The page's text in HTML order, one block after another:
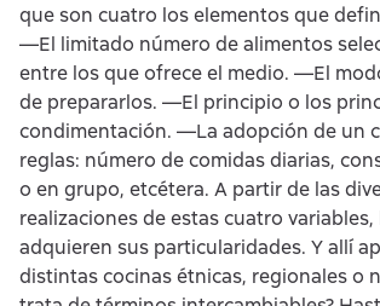
que son cuatro los elementos que
—El limitado número de alimentos
entre los que ofrece el medio. —El
de prepararlos. —El principio o los
condimentación. —La adopción de un
reglas: número de comidas diarias,
o en grupo, etcétera. A partir de las
realizaciones de estas cuatro
adquieren sus particularidades. Y allí
distintas cocinas étnicas, regionales o